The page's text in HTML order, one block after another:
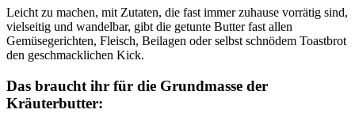
Leicht zu machen, mit Zutaten, die fast immer zuhause vorrätig sind,
vielseitig und wandelbar, gibt die getunte Butter fast allen
Gemüsegerichten, Fleisch, Beilagen oder selbst schnödem Toastbrot
den geschmacklichen Kick.
Das braucht ihr für die Grundmasse der
Kräuterbutter: